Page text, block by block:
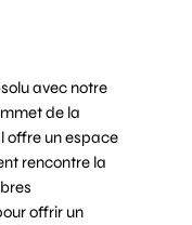
avec notre
de la
offre un espace
rencontre la
offrir un